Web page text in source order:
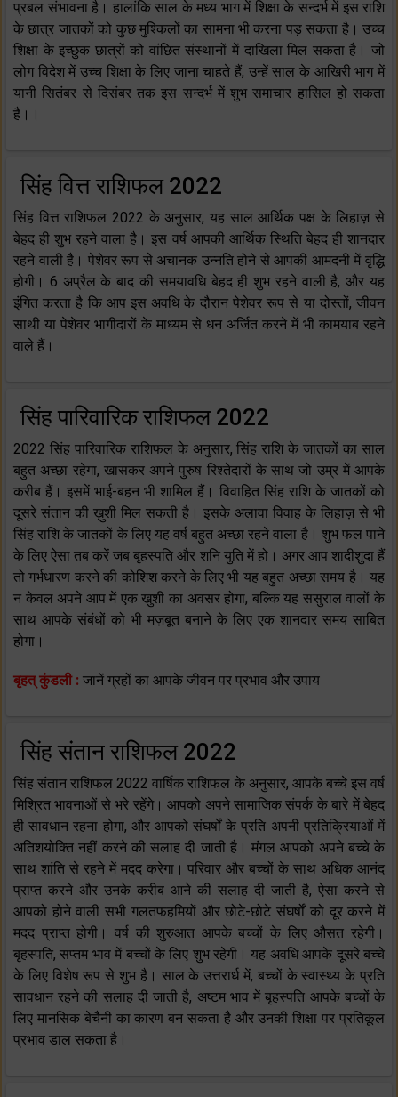
प्रबल संभावना है। हालांकि साल के मध्य भाग में शिक्षा के सन्दर्भ में इस राशि
के छात्र जातकों को कुछ मुश्किलों का सामना भी करना पड़ सकता है। उच्च
शिक्षा के इच्छुक छात्रों को वांछित संस्थानों में दाखिला मिल सकता है। जो
लोग विदेश में उच्च शिक्षा के लिए जाना चाहते हैं, उन्हें साल के आखिरी भाग में
यानी सितंबर से दिसंबर तक इस सन्दर्भ में शुभ समाचार हासिल हो सकता
है।।
सिंह वित्त राशिफल 2022
सिंह वित्त राशिफल 2022 के अनुसार, यह साल आर्थिक पक्ष के लिहाज़ से
बेहद ही शुभ रहने वाला है। इस वर्ष आपकी आर्थिक स्थिति बेहद ही शानदार
रहने वाली है। पेशेवर रूप से अचानक उन्नति होने से आपकी आमदनी में वृद्धि
होगी। 6 अप्रैल के बाद की समयावधि बेहद ही शुभ रहने वाली है, और यह
इंगित करता है कि आप इस अवधि के दौरान पेशेवर रूप से या दोस्तों, जीवन
साथी या पेशेवर भागीदारों के माध्यम से धन अर्जित करने में भी कामयाब रहने
वाले हैं।
सिंह पारिवारिक राशिफल 2022
2022 सिंह पारिवारिक राशिफल के अनुसार, सिंह राशि के जातकों का साल
बहुत अच्छा रहेगा, खासकर अपने पुरुष रिश्तेदारों के साथ जो उम्र में आपके
करीब हैं। इसमें भाई-बहन भी शामिल हैं। विवाहित सिंह राशि के जातकों को
दूसरे संतान की ख़ुशी मिल सकती है। इसके अलावा विवाह के लिहाज़ से भी
सिंह राशि के जातकों के लिए यह वर्ष बहुत अच्छा रहने वाला है। शुभ फल पाने
के लिए ऐसा तब करें जब बृहस्पति और शनि युति में हो। अगर आप शादीशुदा हैं
तो गर्भधारण करने की कोशिश करने के लिए भी यह बहुत अच्छा समय है। यह
न केवल अपने आप में एक खुशी का अवसर होगा, बल्कि यह ससुराल वालों के
साथ आपके संबंधों को भी मज़बूत बनाने के लिए एक शानदार समय साबित
होगा।
बृहत् कुंडली : जानें ग्रहों का आपके जीवन पर प्रभाव और उपाय
सिंह संतान राशिफल 2022
सिंह संतान राशिफल 2022 वार्षिक राशिफल के अनुसार, आपके बच्चे इस वर्ष
मिश्रित भावनाओं से भरे रहेंगे। आपको अपने सामाजिक संपर्क के बारे में बेहद
ही सावधान रहना होगा, और आपको संघर्षों के प्रति अपनी प्रतिक्रियाओं में
अतिशयोक्ति नहीं करने की सलाह दी जाती है। मंगल आपको अपने बच्चे के
साथ शांति से रहने में मदद करेगा। परिवार और बच्चों के साथ अधिक आनंद
प्राप्त करने और उनके करीब आने की सलाह दी जाती है, ऐसा करने से
आपको होने वाली सभी गलतफहमियों और छोटे-छोटे संघर्षों को दूर करने में
मदद प्राप्त होगी। वर्ष की शुरुआत आपके बच्चों के लिए औसत रहेगी।
बृहस्पति, सप्तम भाव में बच्चों के लिए शुभ रहेगी। यह अवधि आपके दूसरे बच्चे
के लिए विशेष रूप से शुभ है। साल के उत्तरार्ध में, बच्चों के स्वास्थ्य के प्रति
सावधान रहने की सलाह दी जाती है, अष्टम भाव में बृहस्पति आपके बच्चों के
लिए मानसिक बेचैनी का कारण बन सकता है और उनकी शिक्षा पर प्रतिकूल
प्रभाव डाल सकता है।